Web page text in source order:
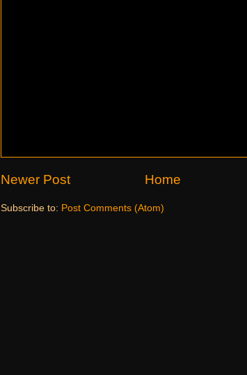
Newer Post Home
Subscribe to: Post Comments (Atom)